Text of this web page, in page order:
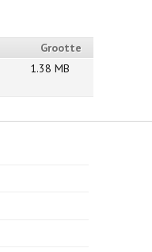
Grootte
1.38 MB